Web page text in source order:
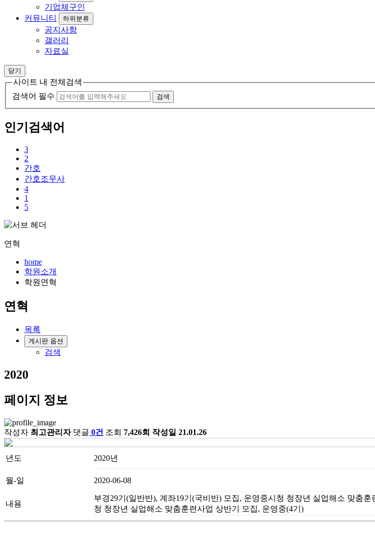
기업체구인
커뮤니티
하위분류
공지사항
갤러리
자료실
닫기
사이트 내 전체검색
검색어 필수
검색
인기검색어
3
2
간호
간호조무사
4
1
5
연혁
home
학원소개
학원연혁
연혁
목록
게시판 옵션
검색
2020
페이지 정보
작성자 최고관리자 댓글 0건 조회 7,426회 작성일 21.01.26
년도 2020년
월-일 2020-06-08
내용
부경29기(일반반), 계좌19기(국비반) 모집, 운영중시청 청장년 실업해소 맞춤
청 청장년 실업해소 맞춤훈련사업 상반기 모집, 운영중(4기)